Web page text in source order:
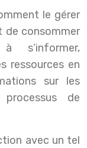
le gérer
de consommer
s’informer,
ressources en
sur les
de
avec un tel